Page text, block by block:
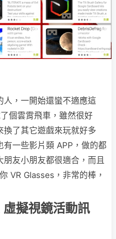
人，一開始還蠻不適應這
個雲霄飛車，雖然很好
了其它遊戲來玩就好多
一些影片類 APP，做的都
友小朋友都很適合，而且
VR Glasses，非常的棒，
擬視鏡活動訊